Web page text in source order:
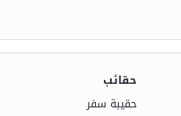
حقائب
حقيبة سفر